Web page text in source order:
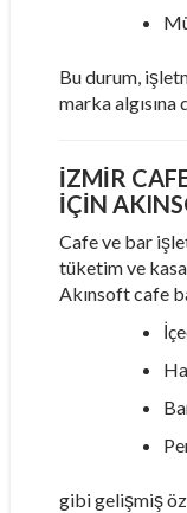
Bu durum,
marka algısına
İZMIR
İÇIN
Cafe ve bar
tüketim ve
Akınsoft cafe
gibi gelişmiş